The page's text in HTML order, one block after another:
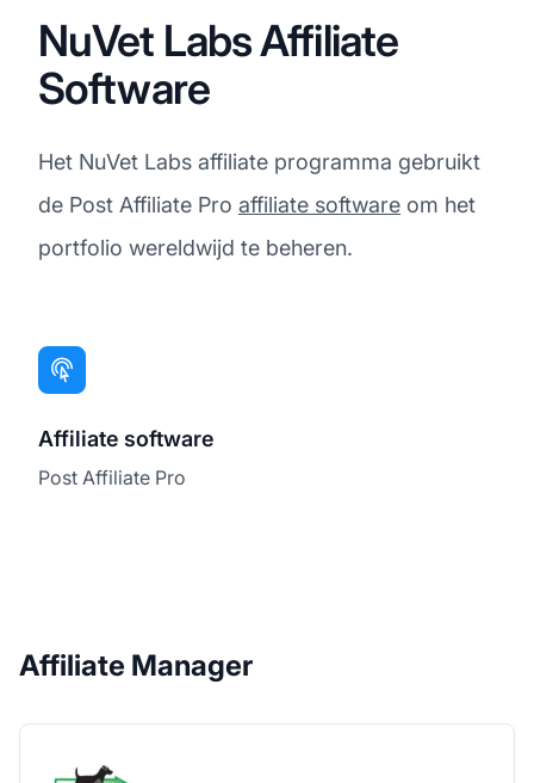
NuVet Labs Affiliate
Software
Het NuVet Labs affiliate programma gebruikt
de Post Affiliate Pro affiliate software om het
portfolio wereldwijd te beheren.
Affiliate software
Post Affiliate Pro
Affiliate Manager